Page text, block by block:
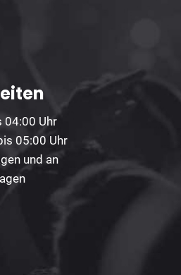
04:00 Uhr
05:00 Uhr
und an